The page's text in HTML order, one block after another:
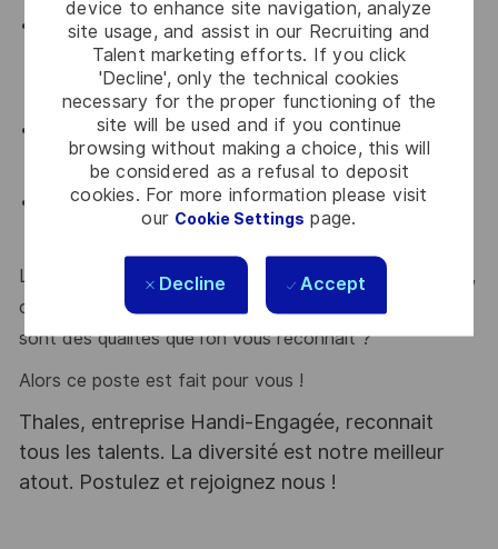
device to enhance site navigation, analyze
site usage, and assist in our Recruiting and
Talent marketing efforts. If you click
'Decline', only the technical cookies
necessary for the proper functioning of the
site will be used and if you continue
browsing without making a choice, this will
be considered as a refusal to deposit
cookies. For more information please visit
our Cookie Settings page.
Decline Accept
Une bonne compréhension des environnements
Cloud (AWS, GCP) et des architectures applicatives
modernes.
Une connaissance des standards de sécurité et de
conformité tels que PCI DSS, SOC2 ou ISO 27001.
Une expérience des pratiques de sécurité logicielle
et de gestion des vulnérabilités.
Leadership, capacité d’influence, sens de l’organisation,
communication, esprit d’équipe et orientation résultats
sont des qualités que l’on vous reconnaît ?
Alors ce poste est fait pour vous !
Thales, entreprise Handi-Engagée, reconnait
tous les talents. La diversité est notre meilleur
atout. Postulez et rejoignez nous !